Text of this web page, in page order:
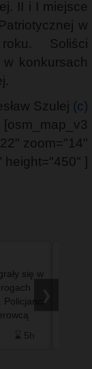
II i I miejsce
w
Soliści
konkursach
Szulej (c)
[osm_map_v3
zoom="14"
height="450" ]
się w
⌛ 5h
❯